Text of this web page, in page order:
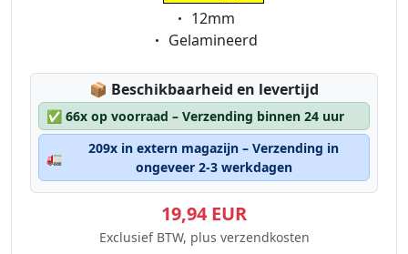
Eigenschaft:
12mm
Eigenschaft:
Gelamineerd
📦 Lagerstatus:
Beschikbaarheid en levertijd
✅ 66x op voorraad – Verzending binnen 24 uur
🚛
209x in extern magazijn – Verzending in
ongeveer 2-3 werkdagen
19,94 EUR
Exclusief BTW, plus verzendkosten